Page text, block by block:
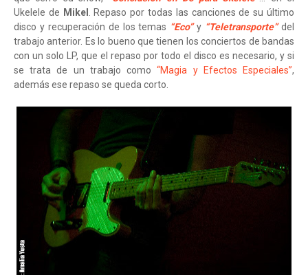
Ukelele de Mikel . Repaso por todas las canciones de su último
disco y recuperación de los temas “Eco”y “Teletransporte”del
trabajo anterior. Es lo bueno que tienen los conciertos de bandas
con un solo LP, que el repaso por todo el disco es necesario, y si
se trata de un trabajo como“Magia y Efectos Especiales”,
además ese repaso se queda corto.